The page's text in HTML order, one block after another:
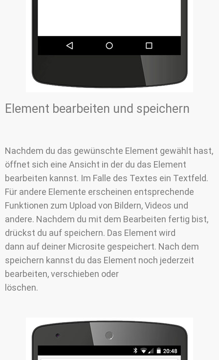
Element bearbeiten und speichern
Nachdem du das gewünschte Element gewählt hast,
öffnet sich eine Ansicht in der du das Element
bearbeiten kannst. Im Falle des Textes ein Textfeld.
Für andere Elemente erscheinen entsprechende
Funktionen zum Upload von Bildern, Videos und
andere. Nachdem du mit dem Bearbeiten fertig bist,
drückst du auf speichern. Das Element wird
dann auf deiner Microsite gespeichert. Nach dem
speichern kannst du das Element noch jederzeit
bearbeiten, verschieben oder
löschen.